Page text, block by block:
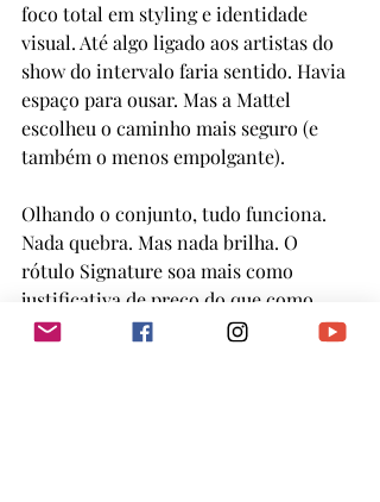
foco total em styling e identidade
visual. Até algo ligado aos artistas do
show do intervalo faria sentido. Havia
espaço para ousar. Mas a Mattel
escolheu o caminho mais seguro (e
também o menos empolgante).
Olhando o conjunto, tudo funciona.
Nada quebra. Mas nada brilha. O
rótulo Signature soa mais como
justificativa de preço do que como
promessa de design diferenciado. A